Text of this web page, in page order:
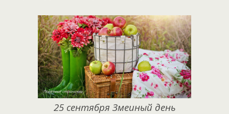
25 сентября Змеиный день